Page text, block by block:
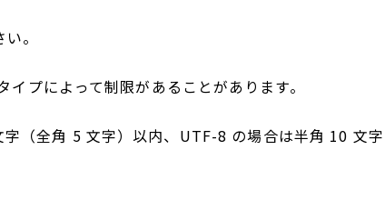
。
プによって制限があることがあります。
（全角 5 文字）以内、UTF-8 の場合は半角 10 文